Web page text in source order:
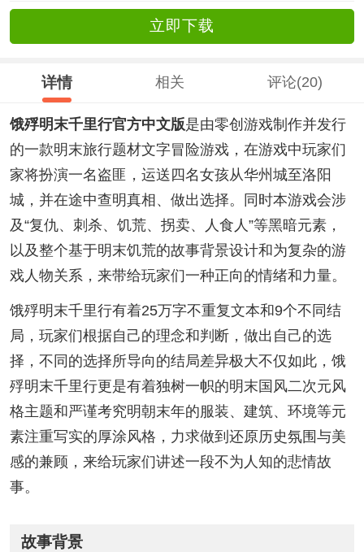
立即下载
详情 相关 评论(20)
饿殍明末千里行官方中文版是由零创游戏制作并发行
的一款明末旅行题材文字冒险游戏，在游戏中玩家们
家将扮演一名盗匪，运送四名女孩从华州城至洛阳
城，并在途中查明真相、做出选择。同时本游戏会涉
及“复仇、刺杀、饥荒、拐卖、人食人”等黑暗元素，
以及整个基于明末饥荒的故事背景设计和为复杂的游
戏人物关系，来带给玩家们一种正向的情绪和力量。
饿殍明末千里行有着25万字不重复文本和9个不同结
局，玩家们根据自己的理念和判断，做出自己的选
择，不同的选择所导向的结局差异极大不仅如此，饿
殍明末千里行更是有着独树一帜的明末国风二次元风
格主题和严谨考究明朝末年的服装、建筑、环境等元
素注重写实的厚涂风格，力求做到还原历史氛围与美
感的兼顾，来给玩家们讲述一段不为人知的悲情故
事。
故事背景